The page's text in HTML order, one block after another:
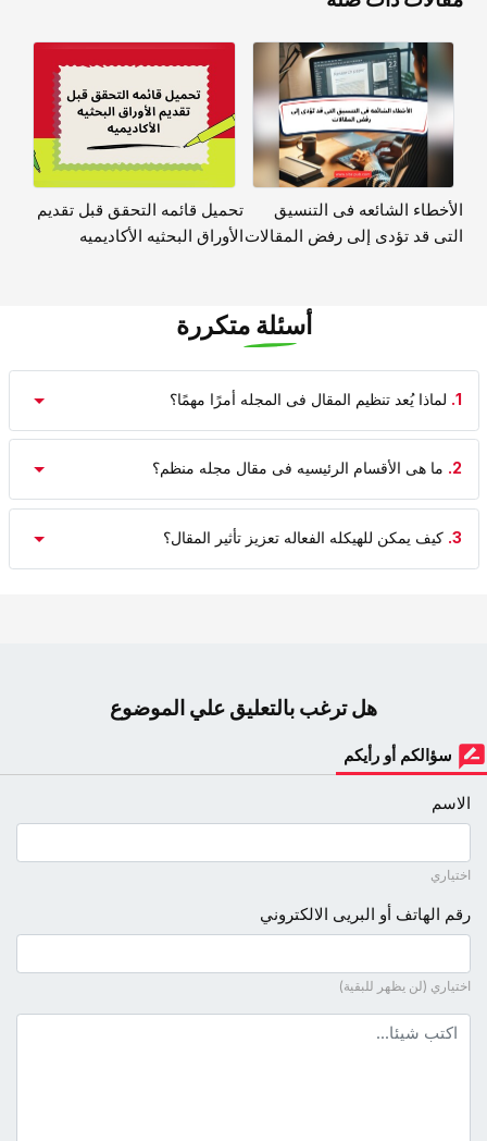
الأخطاء الشائعه فی التنسیق
التی قد تؤدی إلى رفض المقالات
تحمیل قائمه التحقق قبل تقدیم
الأوراق البحثیه الأکادیمیه
أسئلة متكررة
1. لماذا یُعد تنظیم المقال فی المجله أمرًا مهمًا؟
2. ما هی الأقسام الرئیسیه فی مقال مجله منظم؟
3. کیف یمکن للهیکله الفعاله تعزیز تأثیر المقال؟
هل ترغب بالتعليق علي الموضوع
سؤالكم أو رأيكم
الاسم
اختياري
رقم الهاتف أو البريى الالكتروني
اختياري (لن يظهر للبقية)
نص التعليق